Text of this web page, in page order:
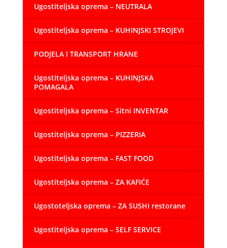
Ugostiteljska oprema – NEUTRALA
Ugostiteljska oprema – KUHINJSKI STROJEVI
PODJELA I TRANSPORT HRANE
Ugostiteljska oprema – KUHINJSKA
POMAGALA
Ugostiteljska oprema – Sitni INVENTAR
Ugostiteljska oprema – PIZZERIA
Ugostiteljska oprema – FAST FOOD
Ugostiteljska oprema – ZA KAFIĆE
Ugostoteljska oprema – ZA SUSHI restorane
Ugostiteljska oprema – SELF SERVICE